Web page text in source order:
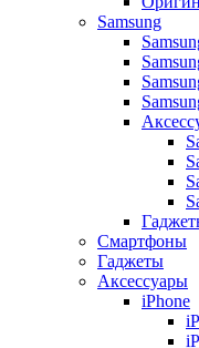
Samsung
Смартфоны
Гаджеты
Аксессуары
iPhone